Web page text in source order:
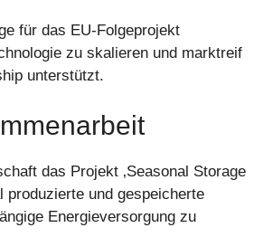
für das EU-Folgeprojekt
zu skalieren und marktreif
unterstützt.
das Projekt ‚Seasonal Storage
produzierte und gespeicherte
Energieversorgung zu